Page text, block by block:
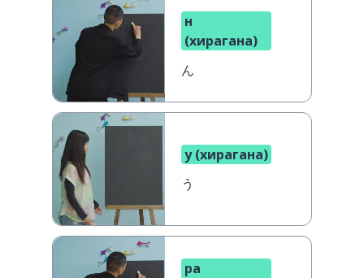
н
(хирагана)
ん
у (хирагана)
う
ра